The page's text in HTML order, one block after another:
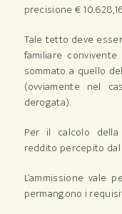
precisione €
Tale tetto deve
familiare
sommato a quello
(ovviamente nel
derogata).
Per il calcolo
reddito percepito
L’ammissione
permangono i